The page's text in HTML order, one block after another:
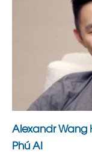
Alexandr Wang
Phú AI